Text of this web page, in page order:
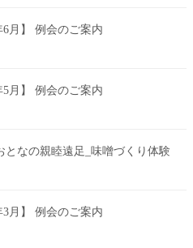
6月】 例会のご案内
5月】 例会のご案内
となの親睦遠足_味噌づくり体験
3月】 例会のご案内